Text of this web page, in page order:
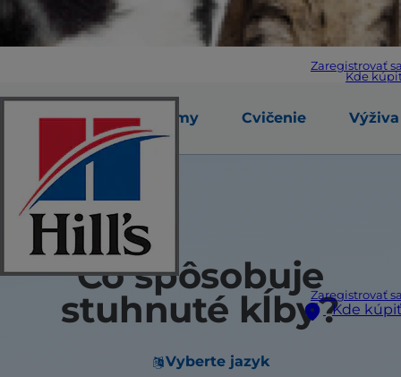
Zaregistrovať
Kde
Zaregistrovať
Kde
Vyberte jazyk
Symptómy Cvičenie Výživa
Čo spôsobuje
stuhnuté kĺby?